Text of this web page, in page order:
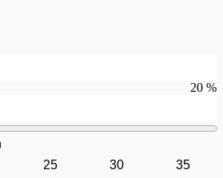
20 %
25 30
35